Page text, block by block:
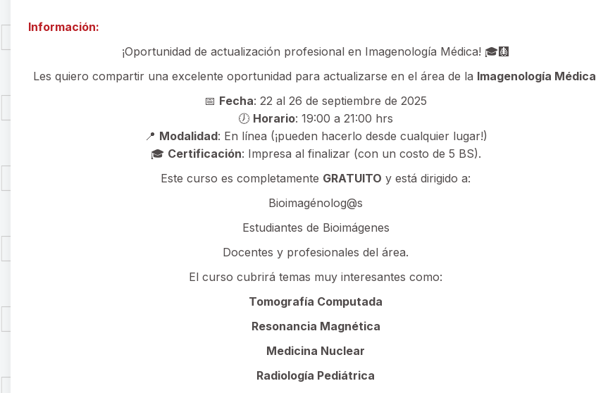
Información:
¡Oportunidad de actualización profesional en Imagenología Médica! 🎓🩻
Les quiero compartir una excelente oportunidad para actualizarse en el área de la Imagenología Médica
📅 Fecha: 22 al 26 de septiembre de 2025
🕖 Horario: 19:00 a 21:00 hrs
📍 Modalidad: En línea (¡pueden hacerlo desde cualquier lugar!)
🎓 Certificación: Impresa al finalizar (con un costo de 5 BS).
Este curso es completamente GRATUITO y está dirigido a:
Bioimagénolog@s
Estudiantes de Bioimágenes
Docentes y profesionales del área.
El curso cubrirá temas muy interesantes como:
Tomografía Computada
Resonancia Magnética
Medicina Nuclear
Radiología Pediátrica